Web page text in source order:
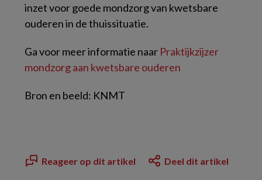
inzet voor goede mondzorg van kwetsbare
ouderen in de thuissituatie.
Ga voor meer informatie naar Praktijkzijzer
mondzorg aan kwetsbare ouderen
Bron en beeld: KNMT
Reageer op dit artikel Deel dit artikel